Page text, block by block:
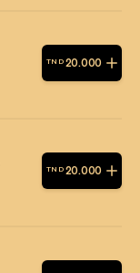
TND 20.000
TND 20.000